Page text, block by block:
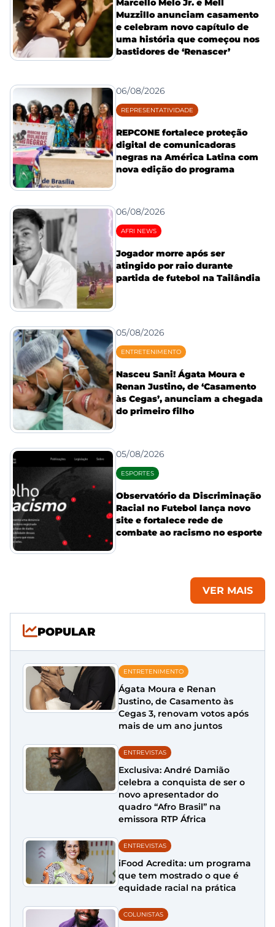
Marcello Melo Jr. e Mell
Muzzillo anunciam casamento
e celebram novo capítulo de
uma história que começou nos
bastidores de ‘Renascer’
06/08/2026
REPRESENTATIVIDADE
REPCONE fortalece proteção
digital de comunicadoras
negras na América Latina com
nova edição do programa
06/08/2026
AFRI NEWS
Jogador morre após ser
atingido por raio durante
partida de futebol na Tailândia
05/08/2026
ENTRETENIMENTO
Nasceu Sani! Ágata Moura e
Renan Justino, de ‘Casamento
às Cegas’, anunciam a chegada
do primeiro filho
05/08/2026
ESPORTES
Observatório da Discriminação
Racial no Futebol lança novo
site e fortalece rede de
combate ao racismo no esporte
VER MAIS
POPULAR
ENTRETENIMENTO
Ágata Moura e Renan
Justino, de Casamento às
Cegas 3, renovam votos após
mais de um ano juntos
ENTREVISTAS
Exclusiva: André Damião
celebra a conquista de ser o
novo apresentador do
quadro “Afro Brasil” na
emissora RTP África
ENTREVISTAS
iFood Acredita: um programa
que tem mostrado o que é
equidade racial na prática
COLUNISTAS